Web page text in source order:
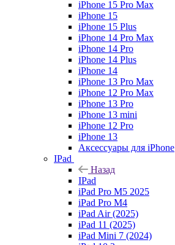
iPhone 15 Pro Max
iPhone 15
iPhone 15 Plus
iPhone 14 Pro Max
iPhone 14 Pro
iPhone 14 Plus
iPhone 14
iPhone 13 Pro Max
iPhone 12 Pro Max
iPhone 13 Pro
iPhone 13 mini
iPhone 12 Pro
iPhone 13
Аксессуары для iPhone
IPad
Назад
IPad
iPad Pro M5 2025
iPad Pro M4
iPad Air (2025)
iPad 11 (2025)
iPad Mini 7 (2024)